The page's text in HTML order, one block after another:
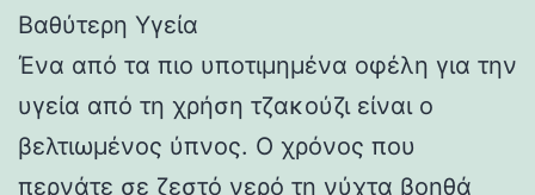
Βαθύτερη Υγεία
Ένα από τα πιο υποτιμημένα οφέλη για την
υγεία από τη χρήση τζακούζι είναι ο
βελτιωμένος ύπνος. Ο χρόνος που
περνάτε σε ζεστό νερό τη νύχτα βοηθά